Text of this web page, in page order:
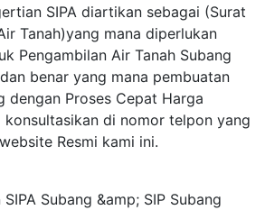
SIPA diartikan sebagai (Surat
Tanah)yang mana diperlukan
Pengambilan Air Tanah Subang
benar yang mana pembuatan
dengan Proses Cepat Harga
konsultasikan di nomor telpon yang
Resmi kami ini.
Subang &amp; SIP Subang